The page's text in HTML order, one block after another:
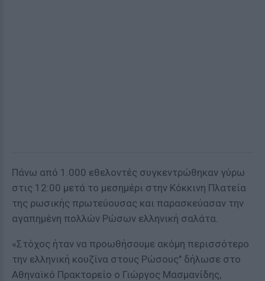
Πάνω από 1.000 εθελοντές συγκεντρώθηκαν γύρω
στις 12:00 μετά το μεσημέρι στην Κόκκινη Πλατεία
της ρωσικής πρωτεύουσας και παρασκεύασαν την
αγαπημένη πολλών Ρώσων ελληνική σαλάτα.
«Στόχος ήταν να προωθήσουμε ακόμη περισσότερο
την ελληνική κουζίνα στους Ρώσους" δήλωσε στο
Αθηναϊκό Πρακτορείο ο Γιώργος Μασμανίδης,